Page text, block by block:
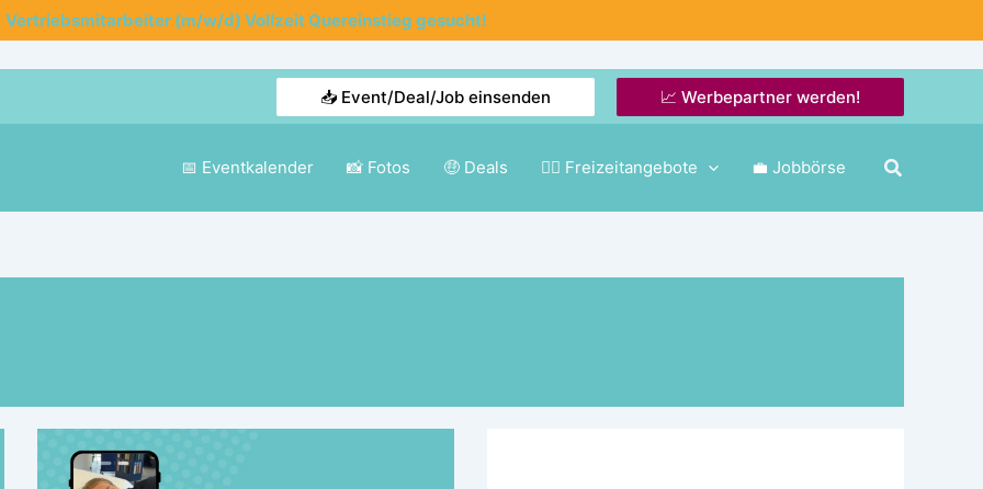
Vertriebsmitarbeiter (m/w/d) Vollzeit Quereinstieg gesucht!
📥 Event/Deal/Job einsenden 📈 Werbepartner werden!
📅 Eventkalender 📸 Fotos 🤑 Deals 🤸‍♂️ Freizeitangebote 💼 Jobbörse